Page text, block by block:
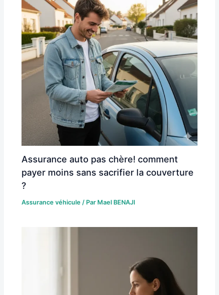
Assurance auto pas chère! comment
payer moins sans sacrifier la couverture
?
Assurance véhicule / Par Mael BENAJI